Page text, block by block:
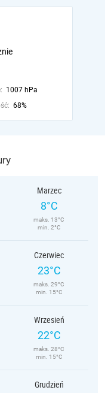
1007 hPa
68%
Marzec
8°C
maks. 13°C
min. 2°C
Czerwiec
23°C
maks. 29°C
min. 15°C
Wrzesień
22°C
maks. 28°C
min. 15°C
Grudzień